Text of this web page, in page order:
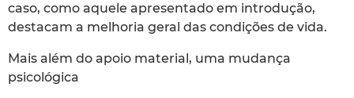
caso, como aquele apresentado em introdução,
destacam a melhoria geral das condições de vida.
Mais além do apoio material, uma mudança
psicológica